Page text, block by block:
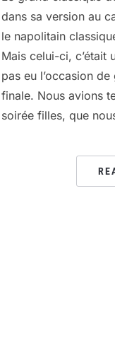
dans sa version au
le napolitain
Mais celui-ci, c’était
pas eu l’occasion
finale. Nous avions
soirée filles, que